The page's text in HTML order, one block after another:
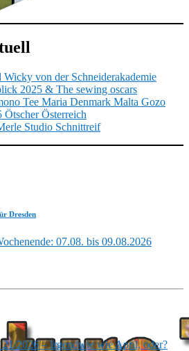
von der Schneiderakademie
2025 & The sewing oscars
Tee Maria Denmark Malta Gozo
Österreich
Studio Schnittreif
Dresden
07.08. bis 09.08.2026
21/2026 – Irgendwie wie April, oder?